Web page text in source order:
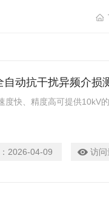
自动抗干扰异频介损
度快、精度高可提供10kV
2026-04-09 访问